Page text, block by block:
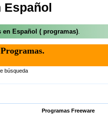
Español
en Español ( programas).
búsqueda
Programas Freeware